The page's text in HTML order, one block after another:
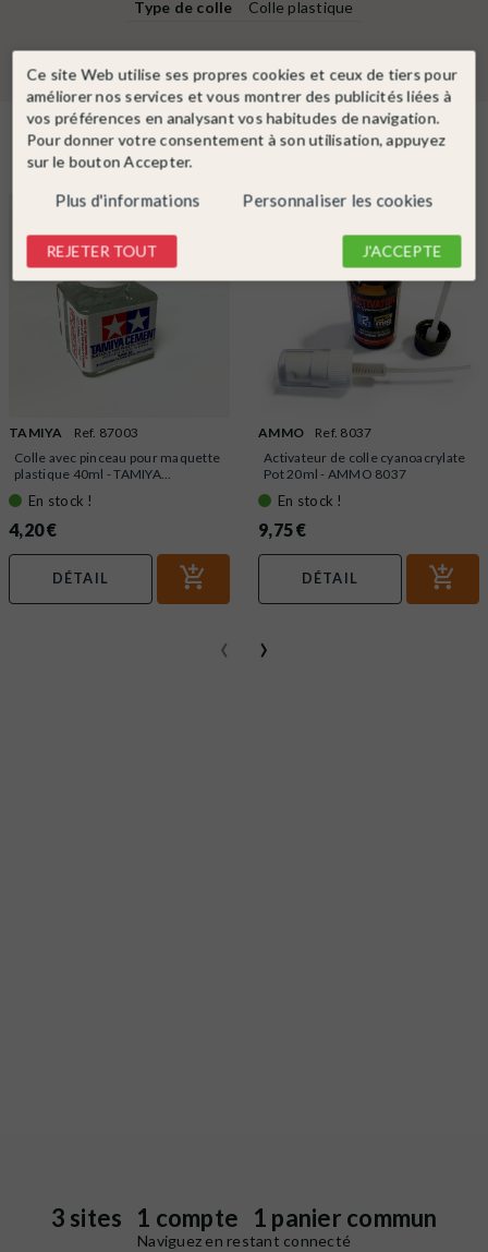
Type de colle Colle plastique
Dans la même catégorie
TAMIYA
Ref. 87003
Colle avec pinceau pour maquette
plastique 40ml - TAMIYA...
En stock !
4,20 €
DÉTAIL
AMMO
Ref. 8037
Activateur de colle cyanoacrylate
Pot 20ml - AMMO 8037
En stock !
9,75 €
DÉTAIL
‹ ›
3 sites 1 compte 1 panier commun
Naviguez en restant connecté
Ce site Web utilise ses propres cookies et ceux de tiers pour
améliorer nos services et vous montrer des publicités liées à
vos préférences en analysant vos habitudes de navigation.
Pour donner votre consentement à son utilisation, appuyez
sur le bouton Accepter.
Plus d'informations Personnaliser les cookies
REJETER TOUT J'ACCEPTE